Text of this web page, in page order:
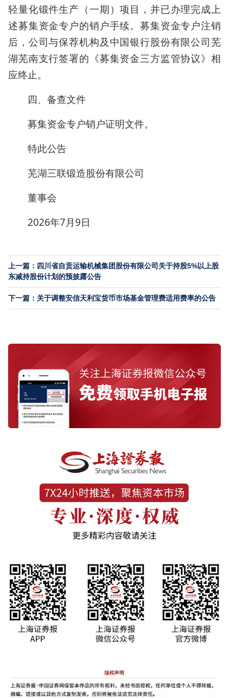
轻量化锻件生产（一期）项目，并已办理完成上
述募集资金专户的销户手续。募集资金专户注销
后，公司与保荐机构及中国银行股份有限公司芜
湖芜南支行签署的《募集资金三方监管协议》相
应终止。
四、备查文件
募集资金专户销户证明文件。
特此公告
芜湖三联锻造股份有限公司
董事会
2026年7月9日
上一篇：四川省自贡运输机械集团股份有限公司关于持股5%以上股
东减持股份计划的预披露公告
下一篇：关于调整安信天利宝货币市场基金管理费适用费率的公告